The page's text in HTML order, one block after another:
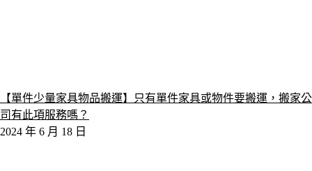
【單件少量家具物品搬運】只有單件家具或物件要搬運，搬家公
司有此項服務嗎？
2024 年 6 月 18 日